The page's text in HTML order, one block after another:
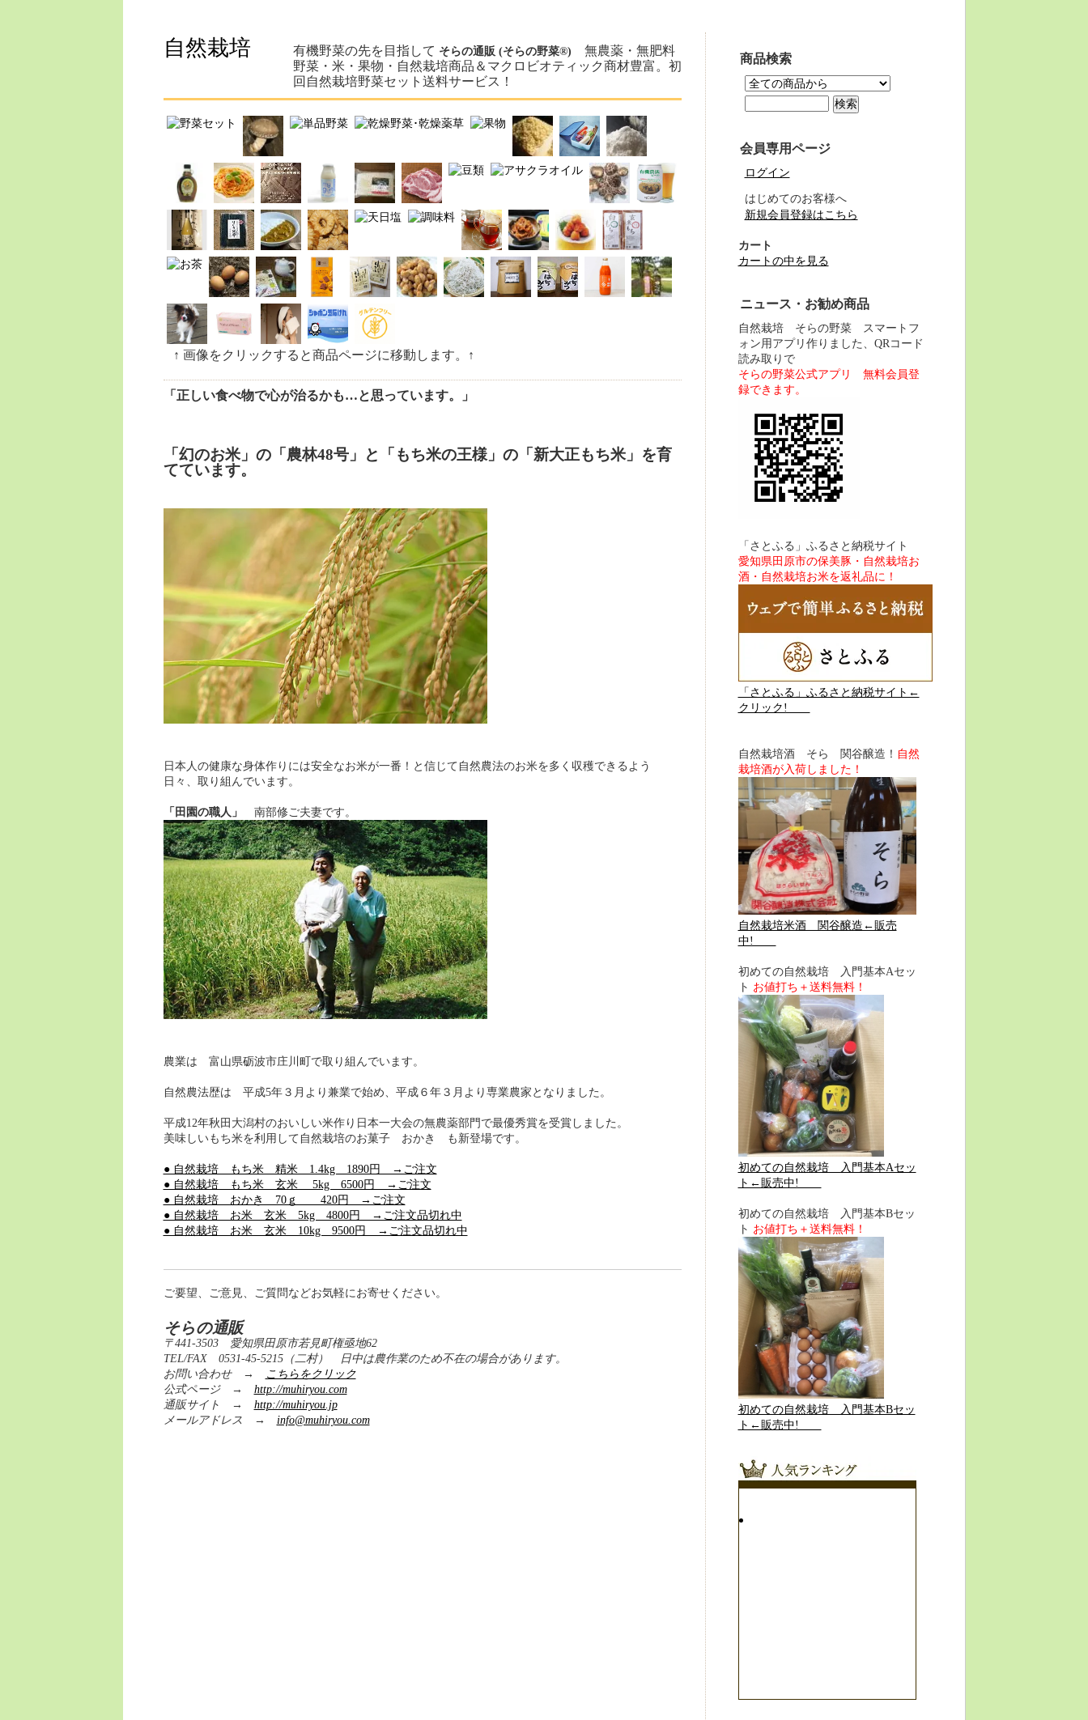
自然栽培 有機野菜の先を目指して そらの通販 (そらの野菜®)
無農薬・無肥料
野菜・米・果物・自然栽培商品＆マクロビオティック商材豊富。初
回自然栽培野菜セット送料サービス！
↑ 画像をクリックすると商品ページに移動します。↑
「正しい食べ物で心が治るかも…と思っています。」
「幻のお米」の「農林48号」と「もち米の王様」の「新大正もち米」を育
てています。
日本人の健康な身体作りには安全なお米が一番！と信じて自然農法のお米を多く収穫できるよう
日々、取り組んでいます。
「田園の職人」 南部修ご夫妻です。
農業は 富山県砺波市庄川町で取り組んでいます。
自然農法歴は 平成5年３月より兼業で始め、平成６年３月より専業農家となりました。
平成12年秋田大潟村のおいしい米作り日本一大会の無農薬部門で最優秀賞を受賞しました。
美味しいもち米を利用して自然栽培のお菓子 おかき も新登場です。
● 自然栽培 もち米 精米 1.4kg 1890円 →ご注文
● 自然栽培 もち米 玄米 5kg 6500円 →ご注文
● 自然栽培 おかき 70ｇ 420円 →ご注文
● 自然栽培 お米 玄米 5kg 4800円 →ご注文品切れ中
● 自然栽培 お米 玄米 10kg 9500円 →ご注文品切れ中
ご要望、ご意見、ご質問などお気軽にお寄せください。
そらの通販
〒441-3503 愛知県田原市若見町権亟地62
TEL/FAX 0531-45-5215（二村） 日中は農作業のため不在の場合があります。
お問い合わせ →
こちらをクリック
公式ページ → http://muhiryou.com
通販サイト → http://muhiryou.jp
メールアドレス → info@muhiryou.com
商品検索
会員専用ページ
ログイン
はじめてのお客様へ
新規会員登録はこちら
カート
カートの中を見る
ニュース・お勧め商品
自然栽培 そらの野菜 スマートフ
ォン用アプリ作りました、QRコード
読み取りで
そらの野菜公式アプリ 無料会員登
録できます。
「さとふる」ふるさと納税サイト
愛知県田原市の保美豚・自然栽培お
酒・自然栽培お米を返礼品に！
「さとふる」ふるさと納税サイト←
クリック!
自然栽培酒 そら 関谷醸造！ 自然
栽培酒が入荷しました！
自然栽培米酒 関谷醸造←販売
中!
初めての自然栽培 入門基本Aセッ
ト お値打ち＋送料無料！
初めての自然栽培 入門基本Aセッ
ト←販売中!
初めての自然栽培 入門基本Bセッ
ト お値打ち＋送料無料！
初めての自然栽培 入門基本Bセッ
ト←販売中!